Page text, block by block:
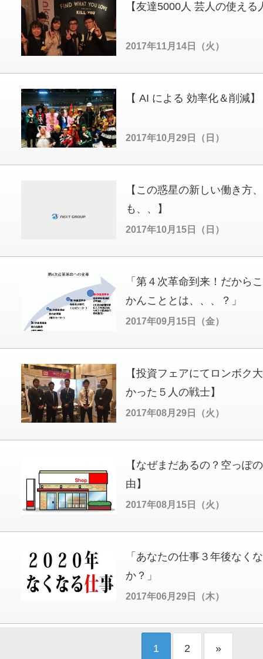
【友達5000人 芸人の使える
2017年11月14日（火）
【 AI による 効率化＆削減】
2017年10月29日（日）
【この惑星の新しい働き方
も、、】
2017年10月15日（日）
「第４次革命到来！だから
かんこととは、、、？」
2017年09月15日（金）
【投資フェアにてロンボク
かった５人の戦士】
2017年08月29日（火）
【なぜまだあるの？空っぽ
由】
2017年08月15日（火）
「あなたの仕事３年後なく
か？」
2017年06月29日（木）
1 2 »